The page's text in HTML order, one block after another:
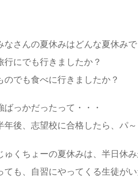
さんの夏休みはどんな夏休みで
行にでも行きましたか？
のでも食べに行きましたか？
ばっかだったって・・・
年後、志望校に合格したら、パ
くちょーの夏休みは、半日休み
ても、自習にやってくる生徒が